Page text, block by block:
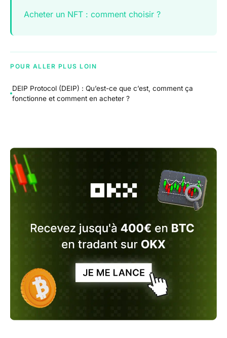
Acheter un NFT : comment choisir ?
POUR ALLER PLUS LOIN
DEIP Protocol (DEIP) : Qu’est-ce que c’est, comment ça
fonctionne et comment en acheter ?